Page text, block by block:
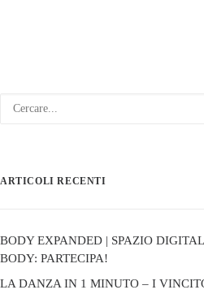
ARTICOLI RECENTI
BODY EXPANDED | SPAZIO
BODY: PARTECIPA!
LA DANZA IN 1 MINUTO – I